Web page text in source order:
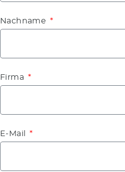
Nachname
Firma
E-Mail